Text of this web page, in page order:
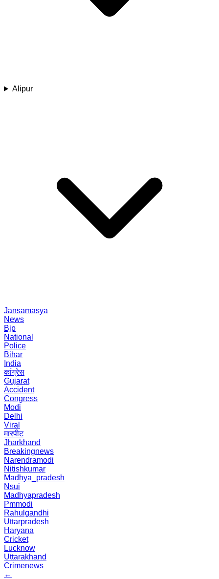
Alipur
Jansamasya
News
Bjp
National
Police
Bihar
India
कांग्रेस
Gujarat
Accident
Congress
Modi
Delhi
Viral
मारपीट
Jharkhand
Breakingnews
Narendramodi
Nitishkumar
Madhya_pradesh
Nsui
Madhyapradesh
Pmmodi
Rahulgandhi
Uttarpradesh
Haryana
Cricket
Lucknow
Uttarakhand
Crimenews
←